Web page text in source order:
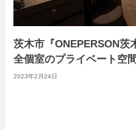
茨木市『ONEPERSON茨
全個室のプライベート空
2023年2月24日